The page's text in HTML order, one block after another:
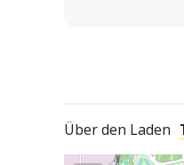
Über den Laden